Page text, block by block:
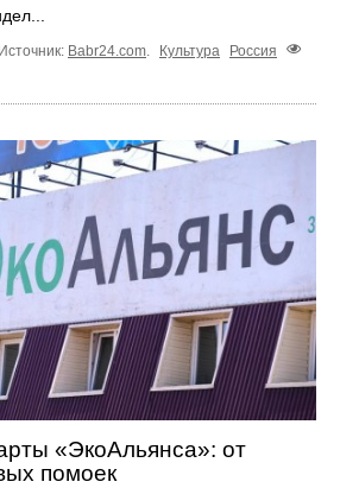
Источник: Babr24.com Культура
Россия
«ЭкоАльянса»: от
помоек